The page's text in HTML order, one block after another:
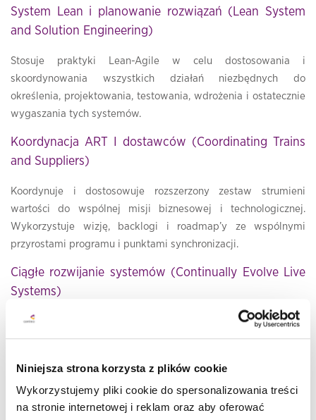
Niniejsza strona korzysta z plików cookie
Wykorzystujemy pliki cookie do spersonalizowania treści
na stronie internetowej i reklam oraz aby oferować
System Lean i planowanie rozwiązań (Lean System
and Solution Engineering)
Stosuje praktyki Lean-Agile w celu dostosowania i
skoordynowania wszystkich działań niezbędnych do
określenia, projektowania, testowania, wdrożenia i ostatecznie
wygaszania tych systemów.
Koordynacja ART I dostawców (Coordinating Trains
and Suppliers)
Koordynuje i dostosowuje rozszerzony zestaw strumieni
wartości do wspólnej misji biznesowej i technologicznej.
Wykorzystuje wizję, backlogi i roadmap’y ze wspólnymi
przyrostami programu i punktami synchronizacji.
Ciągłe rozwijanie systemów (Continually Evolve Live
Systems)
Ten wymiar odpowiada za to, że zarówno proces rozwoju jak i
same duże systemy wspierają ciągłe dostarczanie wartości.
Kompetencje strategiczne
Zarządzanie portfelem Lean / Lean Portfolio